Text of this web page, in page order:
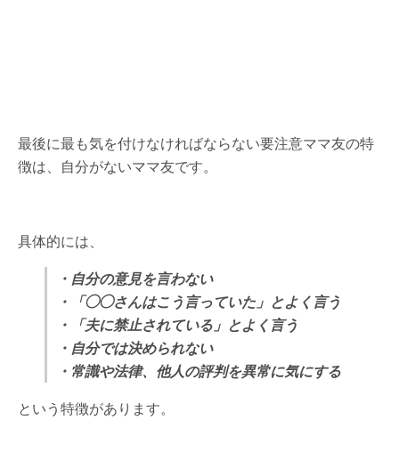
最後に最も気を付けなければならない要注意ママ友の特
徴は、自分がないママ友です。
具体的には、
・自分の意見を言わない
・「◯◯さんはこう言っていた」とよく言う
・「夫に禁止されている」とよく言う
・自分では決められない
・常識や法律、他人の評判を異常に気にする
という特徴があります。